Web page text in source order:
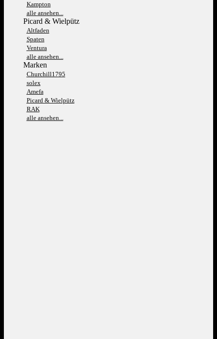
Kampton
alle ansehen...
Picard & Wielpütz
Altfaden
Spaten
Ventura
alle ansehen...
Marken
Churchill1795
solex
Amefa
Picard & Wielpütz
RAK
alle ansehen...